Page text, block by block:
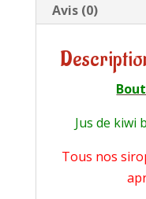
Avis (0)
Jus de kiwi
Tous nos